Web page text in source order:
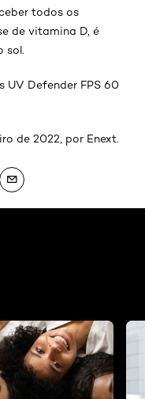
todos os
de vitamina D, é
sol.
UV Defender FPS 60
de 2022, por Enext.